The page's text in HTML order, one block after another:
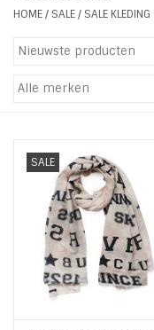
Enkelbandjes
Tassen en meer
Zonnebrillen
Fashion
ON THE BEACH
HOME/ SALE/ SALE KLEDING
SALE